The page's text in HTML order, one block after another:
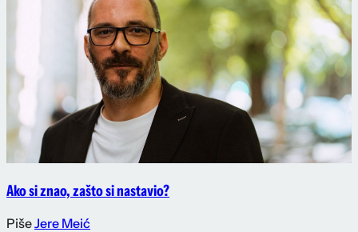
Ako si znao, zašto si nastavio?
PišeJere Meić